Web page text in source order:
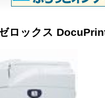
ロックス